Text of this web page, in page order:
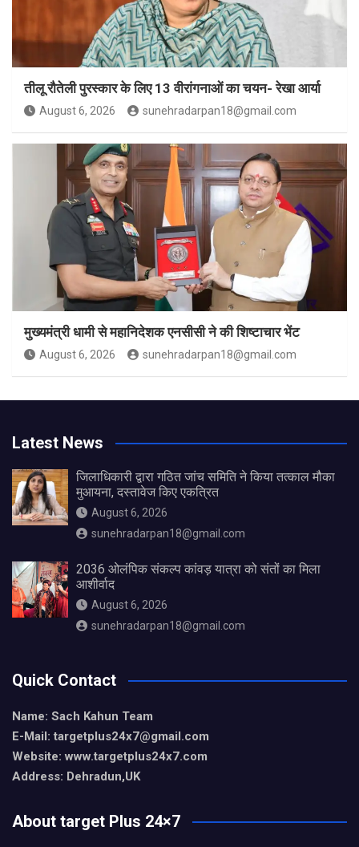
तीलू रौतेली पुरस्कार के लिए 13 वीरांगनाओं का चयन- रेखा आर्या
August 6, 2026 sunehradarpan18@gmail.com
मुख्यमंत्री धामी से महानिदेशक एनसीसी ने की शिष्टाचार भेंट
August 6, 2026 sunehradarpan18@gmail.com
Latest News
जिलाधिकारी द्वारा गठित जांच समिति ने किया तत्काल मौका
मुआयना, दस्तावेज किए एकत्रित
August 6, 2026
sunehradarpan18@gmail.com
2036 ओलंपिक संकल्प कांवड़ यात्रा को संतों का मिला
आशीर्वाद
August 6, 2026
sunehradarpan18@gmail.com
Quick Contact
Name: Sach Kahun Team
E-Mail: targetplus24x7@gmail.com
Website: www.targetplus24x7.com
Address: Dehradun,UK
About target Plus 24×7